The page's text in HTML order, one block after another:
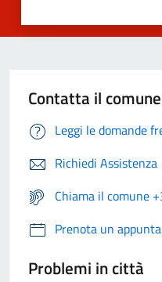
Contatta il comune
Leggi le domande
Richiedi Assistenza
Chiama il comune
Prenota un
Problemi in città